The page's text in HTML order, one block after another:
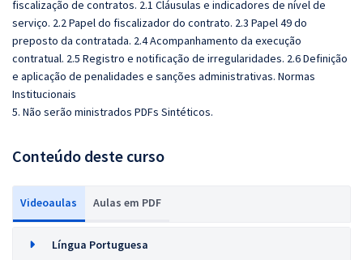
fiscalização de contratos. 2.1 Cláusulas e indicadores de nível de
serviço. 2.2 Papel do fiscalizador do contrato. 2.3 Papel 49 do
preposto da contratada. 2.4 Acompanhamento da execução
contratual. 2.5 Registro e notificação de irregularidades. 2.6 Definição
e aplicação de penalidades e sanções administrativas. Normas
Institucionais
5. Não serão ministrados PDFs Sintéticos.
Conteúdo deste curso
Videoaulas Aulas em PDF
Língua Portuguesa